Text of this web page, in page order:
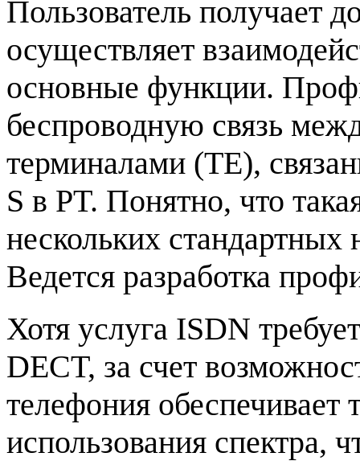
Пользователь получает
осуществляет
основные функции.
беспроводную связь
терминалами (TE),
S в PT. Понятно, что
нескольких
Ведется разработка
Хотя услуга ISDN
DECT, за счет
телефония обеспечивает
использования спектра,